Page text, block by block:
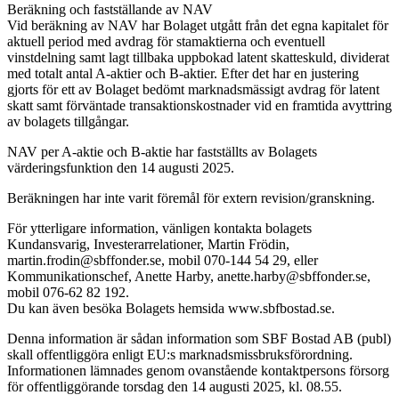
Beräkning och fastställande av NAV
Vid beräkning av NAV har Bolaget utgått från det egna kapitalet för
aktuell period med avdrag för stamaktierna och eventuell
vinstdelning samt lagt tillbaka uppbokad latent skatteskuld, dividerat
med totalt antal A-aktier och B-aktier. Efter det har en justering
gjorts för ett av Bolaget bedömt marknadsmässigt avdrag för latent
skatt samt förväntade transaktionskostnader vid en framtida avyttring
av bolagets tillgångar.
NAV per A-aktie och B-aktie har fastställts av Bolagets
värderingsfunktion den 14 augusti 2025.
Beräkningen har inte varit föremål för extern revision/granskning.
För ytterligare information, vänligen kontakta bolagets
Kundansvarig, Investerarrelationer, Martin Frödin,
martin.frodin@sbffonder.se, mobil 070-144 54 29, eller
Kommunikationschef, Anette Harby, anette.harby@sbffonder.se,
mobil 076-62 82 192.
Du kan även besöka Bolagets hemsida www.sbfbostad.se.
Denna information är sådan information som SBF Bostad AB (publ)
skall offentliggöra enligt EU:s marknadsmissbruksförordning.
Informationen lämnades genom ovanstående kontaktpersons försorg
för offentliggörande torsdag den 14 augusti 2025, kl. 08.55.